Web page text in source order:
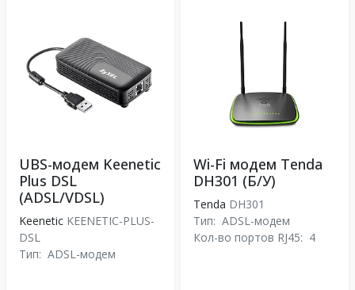
UBS-модем Keenetic
Plus DSL
(ADSL/VDSL)
Keenetic KEENETIC-PLUS-
DSL
Тип: ADSL-модем
Wi-Fi модем Tenda
DH301 (Б/У)
Tenda DH301
Тип: ADSL-модем
Кол-во портов RJ45: 4